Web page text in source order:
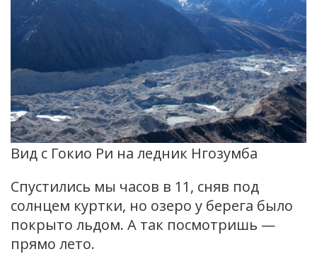
Вид с Гокио Ри на ледник Нгозумба
Спустились мы часов в 11, сняв под
солнцем куртки, но озеро у берега было
покрыто льдом. А так посмотришь —
прямо лето.